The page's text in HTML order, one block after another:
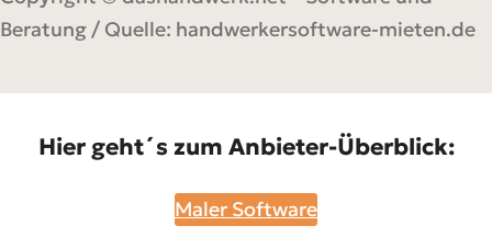
Beratung / Quelle: handwerkersoftware-mieten.de
Hier geht´s zum Anbieter-Überblick:
Maler Software